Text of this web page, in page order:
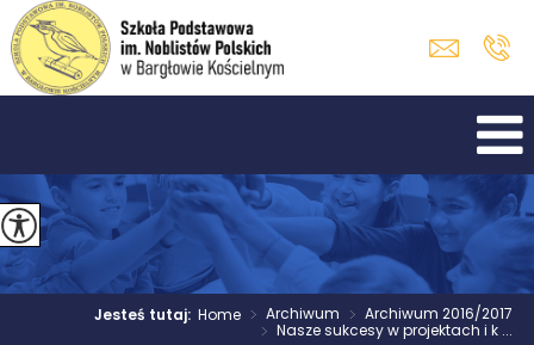
Jesteś tutaj:Home > Archiwum > Archiwum 2016/2017
> Nasze sukcesy w projektach i k ...